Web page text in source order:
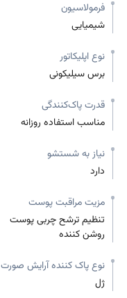
فرمولاسیون
شیمیایی
نوع اپلیکاتور
برس سیلیکونی
قدرت پاک‌کنندگی
مناسب استفاده روزانه
نیاز به شستشو
دارد
مزیت مراقبت پوست
تنظیم ترشح چربی پوست
روشن کننده
نوع پاک کننده آرایش صورت
ژل